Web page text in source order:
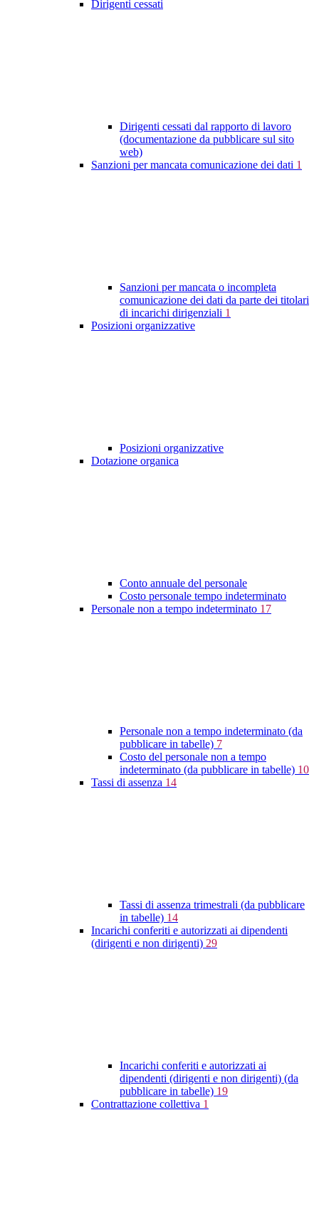
Dirigenti cessati
Dirigenti cessati dal rapporto di lavoro
(documentazione da pubblicare sul sito
web)
Sanzioni per mancata comunicazione dei dati 1
Sanzioni per mancata o incompleta
comunicazione dei dati da parte dei titolari
di incarichi dirigenziali 1
Posizioni organizzative
Posizioni organizzative
Dotazione organica
Conto annuale del personale
Costo personale tempo indeterminato
Personale non a tempo indeterminato 17
Personale non a tempo indeterminato (da
pubblicare in tabelle) 7
Costo del personale non a tempo
indeterminato (da pubblicare in tabelle) 10
Tassi di assenza 14
Tassi di assenza trimestrali (da pubblicare
in tabelle) 14
Incarichi conferiti e autorizzati ai dipendenti
(dirigenti e non dirigenti) 29
Incarichi conferiti e autorizzati ai
dipendenti (dirigenti e non dirigenti) (da
pubblicare in tabelle) 19
Contrattazione collettiva 1